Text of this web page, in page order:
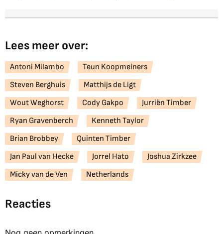
Lees meer over:
Antoni Milambo
Teun Koopmeiners
Steven Berghuis
Matthijs de Ligt
Wout Weghorst
Cody Gakpo
Jurriën Timber
Ryan Gravenberch
Kenneth Taylor
Brian Brobbey
Quinten Timber
Jan Paul van Hecke
Jorrel Hato
Joshua Zirkzee
Micky van de Ven
Netherlands
Reacties